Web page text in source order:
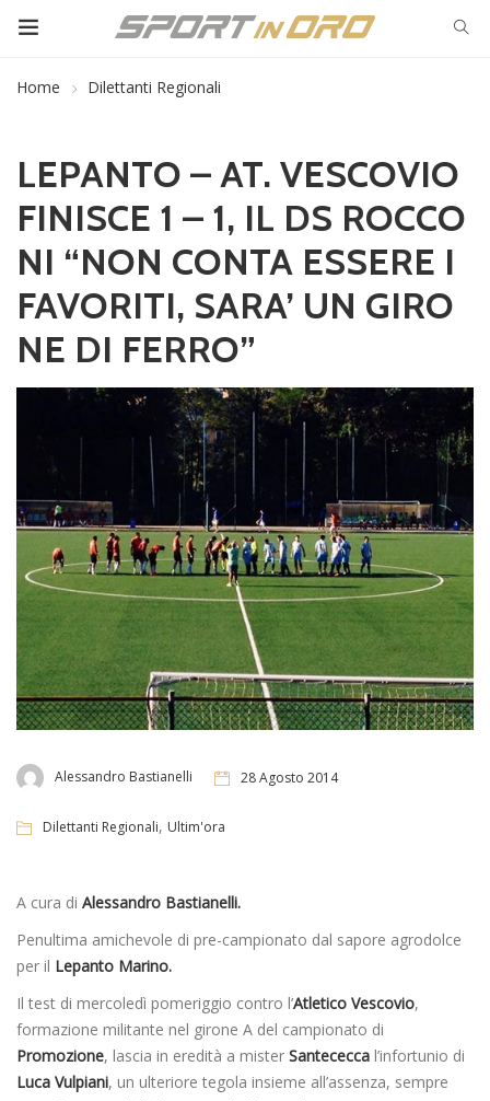
Home Dilettanti Regionali
LEPANTO – AT. VESCOVIO
FINISCE 1 – 1, IL DS ROCCO
NI “NON CONTA ESSERE I
FAVORITI, SARA’ UN GIRO
NE DI FERRO”
Alessandro Bastianelli 28 Agosto 2014
Dilettanti Regionali, Ultim'ora
A cura di Alessandro Bastianelli.
Penultima amichevole di pre-campionato dal sapore agrodolce
per il Lepanto Marino.
Il test di mercoledì pomeriggio contro l’Atletico Vescovio,
formazione militante nel girone A del campionato di
Promozione, lascia in eredità a mister Santececca l’infortunio di
Luca Vulpiani, un ulteriore tegola insieme all’assenza, sempre